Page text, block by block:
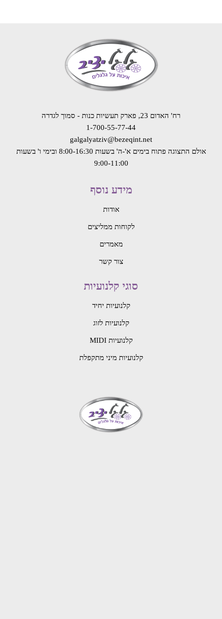
רח' האדום 23, פארק תעשיות כנות - סמוך לגדרה
1-700-55-77-44
galgalyatziv@bezeqint.net
אולם התצוגה פתוח בימים א'-ה' בשעות 8:00-16:30
ובימי ו' בשעות
9:00-11:00
מידע נוסף
אודות
לקוחות ממליצים
מאמרים
צור קשר
סוגי קלנועיות
קלנועיות יחיד
קלנועיות לזוג
קלנועיות MIDI
קלנועיות מיני מתקפלת